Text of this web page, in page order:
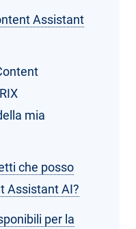
Assistant
mia
che posso
Assistant AI?
per la